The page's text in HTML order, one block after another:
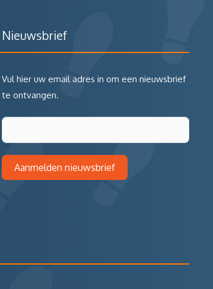
Nieuwsbrief
Vul hier uw email adres in om een nieuwsbrief
te ontvangen.
Aanmelden nieuwsbrief